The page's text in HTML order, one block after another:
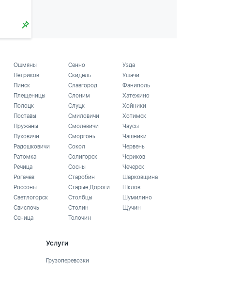
Ошмяны
Петриков
Пинск
Плещеницы
Полоцк
Поставы
Пружаны
Пуховичи
Радошковичи
Ратомка
Речица
Рогачев
Россоны
Светлогорск
Свислочь
Сеница
Сенно
Скидель
Славгород
Слоним
Слуцк
Смиловичи
Смолевичи
Сморгонь
Сокол
Солигорск
Сосны
Старобин
Старые Дороги
Столбцы
Столин
Толочин
Узда
Ушачи
Фаниполь
Хатежино
Хойники
Хотимск
Чаусы
Чашники
Червень
Чериков
Чечерск
Шарковщина
Шклов
Шумилино
Щучин
Услуги
Грузоперевозки